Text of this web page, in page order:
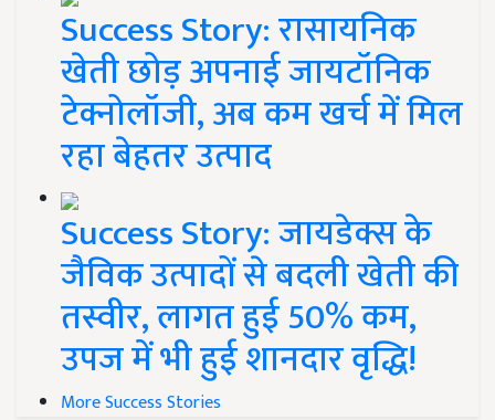
Success Story: रासायनिक
खेती छोड़ अपनाई जायटॉनिक
टेक्नोलॉजी, अब कम खर्च में मिल
रहा बेहतर उत्पाद
Success Story: जायडेक्स के
जैविक उत्पादों से बदली खेती की
तस्वीर, लागत हुई 50% कम,
उपज में भी हुई शानदार वृद्धि!
More Success Stories